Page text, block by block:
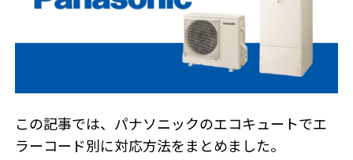
この記事では、パナソニックのエコキュートでエ
ラーコード別に対応方法をまとめました。